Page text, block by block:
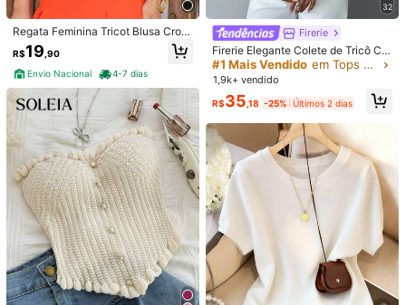
R$24,99 -67% R$75,00
Entrega em 4-7 dias
Blusa regata lurex feminina alça fina moda verão
Tamanho: BR Padrão
M(M) G GG
Regata Feminina Tricot Blusa Crop
ped Toque Macio Caimento Excele
nte K
R$19 ,90
Envio Nacional
4-7 dias
32
Firerie
Firerie Elegante Colete de Tricô Ca
sual Versátil de Gola Alta e Sem Ma
ngas, Blusas para Sair, Tops para a
Escola no Outono/Inverno
#1 Mais Vendido em Tops de malha femininos
1,9k+ vendido
R$35 ,18 -25% Últimos 2 dias